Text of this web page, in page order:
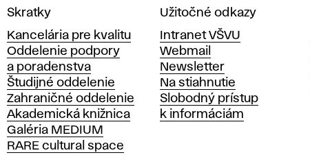
V
s
o
k
á
š
k
o
l
Skratky
Kancelária pre kvalitu
Oddelenie podpory
a poradenstva
Študijné oddelenie
Zahraničné oddelenie
Akademická knižnica
Galéria MEDIUM
RARE cultural space
Užitočné odkazy
Intranet VŠVU
Webmail
Newsletter
Na stiahnutie
Slobodný prístup
k informáciám